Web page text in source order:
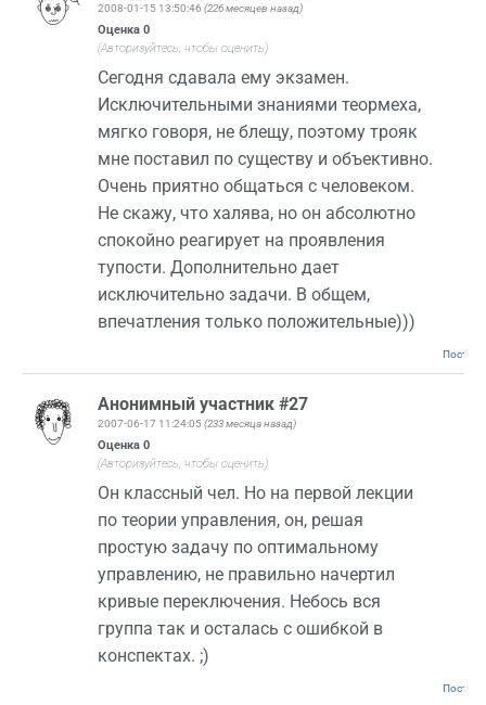
2008-01-15 13:50:46 (226 месяцев назад)
Оценка 0
(Авторизуйтесь, чтобы оценить)
Сегодня сдавала ему экзамен.
Исключительными знаниями теормеха,
мягко говоря, не блещу, поэтому трояк
мне поставил по существу и объективно.
Очень приятно общаться с человеком.
Не скажу, что халява, но он абсолютно
спокойно реагирует на проявления
тупости. Дополнительно дает
исключительно задачи. В общем,
впечатления только положительные)))
Анонимный участник #27
2007-06-17 11:24:05 (233 месяца назад)
Оценка 0
(Авторизуйтесь, чтобы оценить)
Он классный чел. Но на первой лекции
по теории управления, он, решая
простую задачу по оптимальному
управлению, не правильно начертил
кривые переключения. Небось вся
группа так и осталась с ошибкой в
конспектах. ;)